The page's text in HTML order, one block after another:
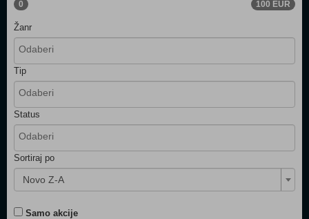
0 100 EUR
Žanr
Tip
Status
Sortiraj po
Novo Z-A
Samo akcije